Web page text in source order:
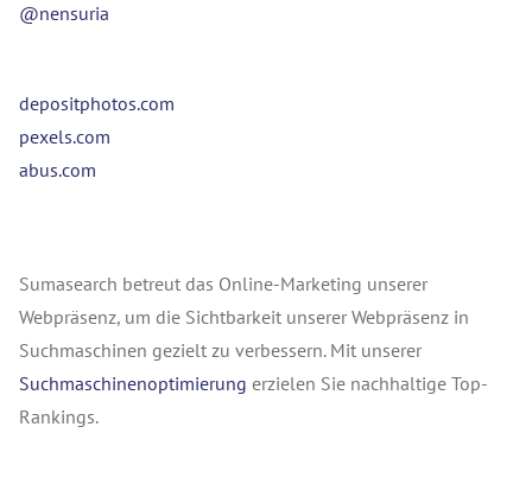
@nensuria
depositphotos.com
pexels.com
abus.com
Sumasearch betreut das Online-Marketing unserer
Webpräsenz, um die Sichtbarkeit unserer Webpräsenz in
Suchmaschinen gezielt zu verbessern. Mit unserer
Suchmaschinenoptimierung erzielen Sie nachhaltige Top-
Rankings.